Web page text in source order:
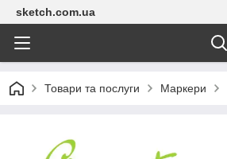
sketch.com.ua
Товари та послуги Маркери